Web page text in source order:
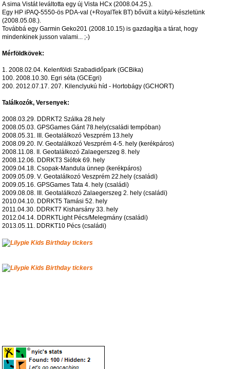
A sima Vistát leváltotta egy új Vista HCx (2008.04.25.).
Egy HP iPAQ-5550-ös PDA-val (+RoyalTek BT) bővült a kütyü-készletünk
(2008.05.08.).
Továbbá egy Garmin Geko201 (2008.10.15) is gazdagítja a tárat, hogy
mindenkinek jusson valami... ;-)
Mérföldkövek:
1. 2008.02.04. Kelenföldi Szabadidőpark (GCBika)
100. 2008.10.30. Egri séta (GCEgri)
200. 2012.07.17. 207. Kilenclyukú híd - Hortobágy (GCHORT)
Találkozók, Versenyek:
2008.03.29. DDRKT2 Szálka 28.hely
2008.05.03. GPSGames Gánt 78.hely(családi tempóban)
2008.05.31. III. Geotalálkozó Veszprém 13.hely
2008.09.20. IV. Geotalálkozó Veszprém 4-5. hely (kerékpáros)
2008.11.08. II. Geotalálkozó Zalaegerszeg 8. hely
2008.12.06. DDRKT3 Siófok 69. hely
2009.04.18. Csopak-Mandula ünnep (kerékpáros)
2009.05.09. V. Geotalálkozó Veszprém 22.hely (családi)
2009.05.16. GPSGames Tata 4. hely (családi)
2009.08.08. III. Geotalálkozó Zalaegerszeg 2. hely (családi)
2010.04.10. DDRKT5 Tamási 52. hely
2011.04.30. DDRKT7 Kisharsány 33. hely
2012.04.14. DDRKTLight Pécs/Melegmány (családi)
2013.05.11. DDRKT10 Pécs (családi)